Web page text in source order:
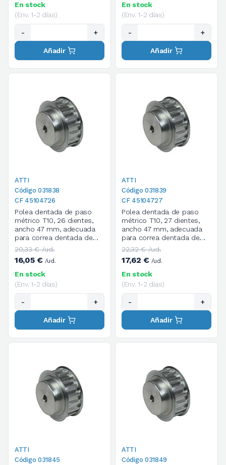
En stock
(Env. 1-2 días)
- +
Añadir
En stock
(Env. 1-2 días)
- +
Añadir
ATTI
Código 031838
CF 45104726
Polea dentada de paso
métrico T10, 26 dientes,
ancho 47 mm, adecuada
para correa dentada de
paso métrico T de ancho
32 mm
20,33 € /ud.
16,05 €/ud.
En stock
(Env. 1-2 días)
- +
Añadir
ATTI
Código 031839
CF 45104727
Polea dentada de paso
métrico T10, 27 dientes,
ancho 47 mm, adecuada
para correa dentada de
paso métrico T de ancho
32 mm
22,32 € /ud.
17,62 €/ud.
En stock
(Env. 1-2 días)
- +
Añadir
ATTI
Código 031845
ATTI
Código 031849